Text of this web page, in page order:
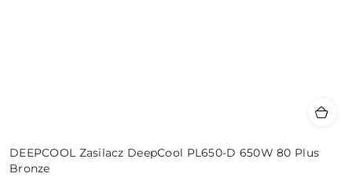
DEEPCOOL Zasilacz DeepCool PL650-D 650W 80 Plus
Bronze